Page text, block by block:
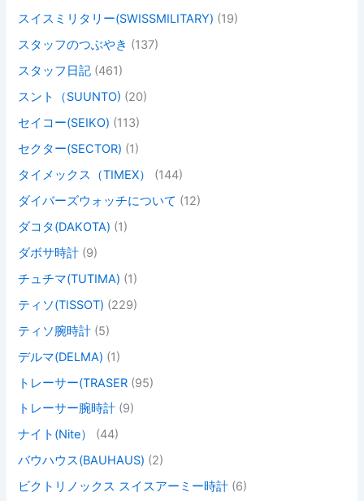
スイスミリタリー(SWISSMILITARY) (19)
スタッフのつぶやき (137)
スタッフ日記 (461)
スント（SUUNTO) (20)
セイコー(SEIKO) (113)
セクター(SECTOR) (1)
タイメックス（TIMEX）
(144)
ダイバーズウォッチについて (12)
ダコタ(DAKOTA) (1)
ダボサ時計 (9)
チュチマ(TUTIMA) (1)
ティソ(TISSOT) (229)
ティソ腕時計 (5)
デルマ(DELMA) (1)
トレーサー(TRASER (95)
トレーサー腕時計 (9)
ナイト(Nite）
(44)
バウハウス(BAUHAUS) (2)
ビクトリノックス スイスアーミー時計 (6)